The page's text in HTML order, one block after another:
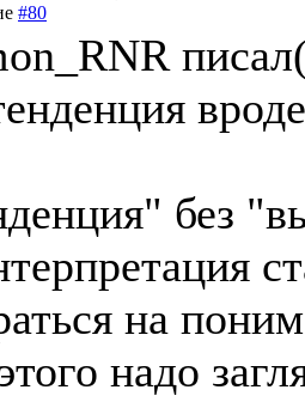
#80
без
на
надо